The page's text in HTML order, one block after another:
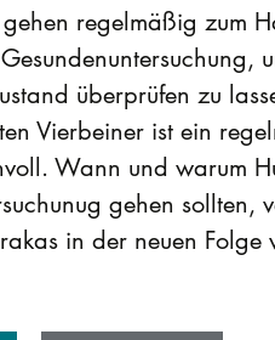
regelmäßig zum
überprüfen zu
Vierbeiner ist ein
Wann und warum
gehen sollten,
in der neuen Folge